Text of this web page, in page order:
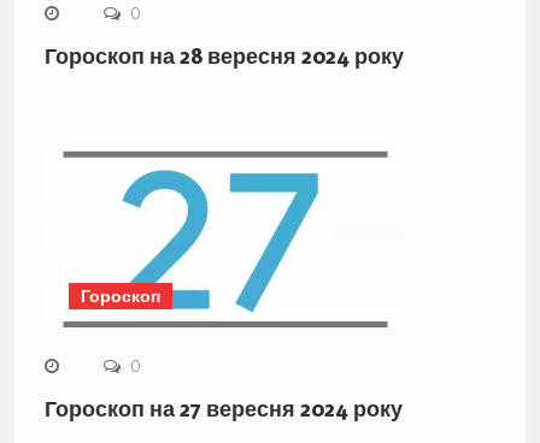
0
Гороскоп на 28 вересня 2024 року
Гороскоп
0
Гороскоп на 27 вересня 2024 року